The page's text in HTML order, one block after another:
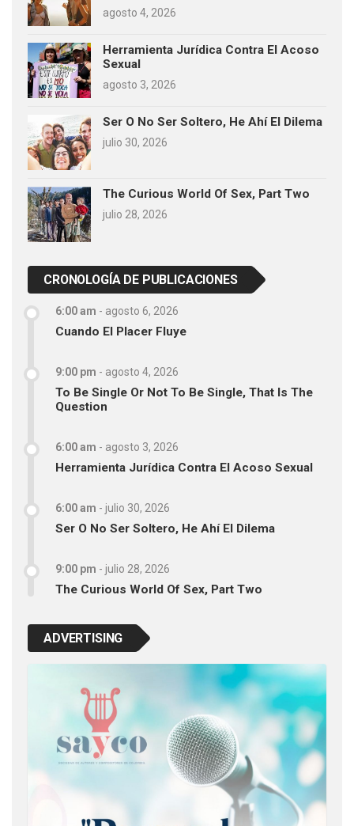
agosto 4, 2026
Herramienta Jurídica Contra El Acoso
Sexual
agosto 3, 2026
Ser O No Ser Soltero, He Ahí El Dilema
julio 30, 2026
The Curious World Of Sex, Part Two
julio 28, 2026
CRONOLOGÍA DE PUBLICACIONES
6:00 am - agosto 6, 2026
Cuando El Placer Fluye
9:00 pm - agosto 4, 2026
To Be Single Or Not To Be Single, That Is The
Question
6:00 am - agosto 3, 2026
Herramienta Jurídica Contra El Acoso Sexual
6:00 am - julio 30, 2026
Ser O No Ser Soltero, He Ahí El Dilema
9:00 pm - julio 28, 2026
The Curious World Of Sex, Part Two
ADVERTISING